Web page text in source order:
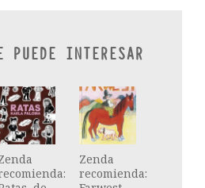
PUEDE INTERESAR
Zenda
recomienda: